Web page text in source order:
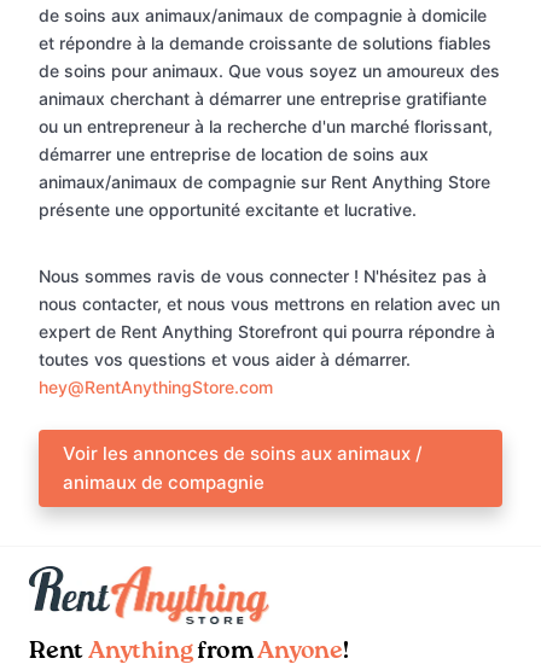
de soins aux animaux/animaux de compagnie à domicile
et répondre à la demande croissante de solutions fiables
de soins pour animaux. Que vous soyez un amoureux des
animaux cherchant à démarrer une entreprise gratifiante
ou un entrepreneur à la recherche d'un marché florissant,
démarrer une entreprise de location de soins aux
animaux/animaux de compagnie sur Rent Anything Store
présente une opportunité excitante et lucrative.
Nous sommes ravis de vous connecter ! N'hésitez pas à
nous contacter, et nous vous mettrons en relation avec un
expert de Rent Anything Storefront qui pourra répondre à
toutes vos questions et vous aider à démarrer.
hey@RentAnythingStore.com
Voir les annonces de soins aux animaux /
animaux de compagnie
Rent AnythingfromAnyone!